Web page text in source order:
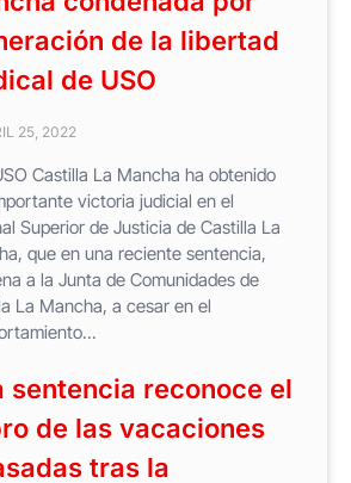
de la libertad
de USO
25, 2022
Castilla La Mancha ha obtenido
victoria judicial en el
Superior de Justicia de Castilla La
que en una reciente sentencia,
a la Junta de Comunidades de
La Mancha, a cesar en el
sentencia reconoce el
de las vacaciones
tras la